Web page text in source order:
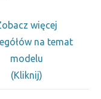
więcej
na temat
modelu
(Kliknij)